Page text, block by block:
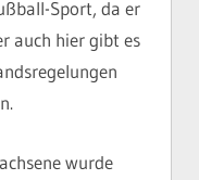
Sport, da er
auch hier gibt es
wurde